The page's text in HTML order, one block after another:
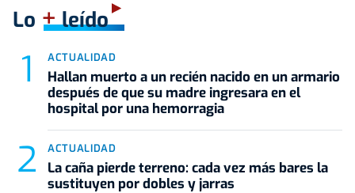
Lo +leído
ACTUALIDAD
Hallan muerto a un recién nacido en un armario
después de que su madre ingresara en el
hospital por una hemorragia
ACTUALIDAD
La caña pierde terreno: cada vez más bares la
sustituyen por dobles y jarras